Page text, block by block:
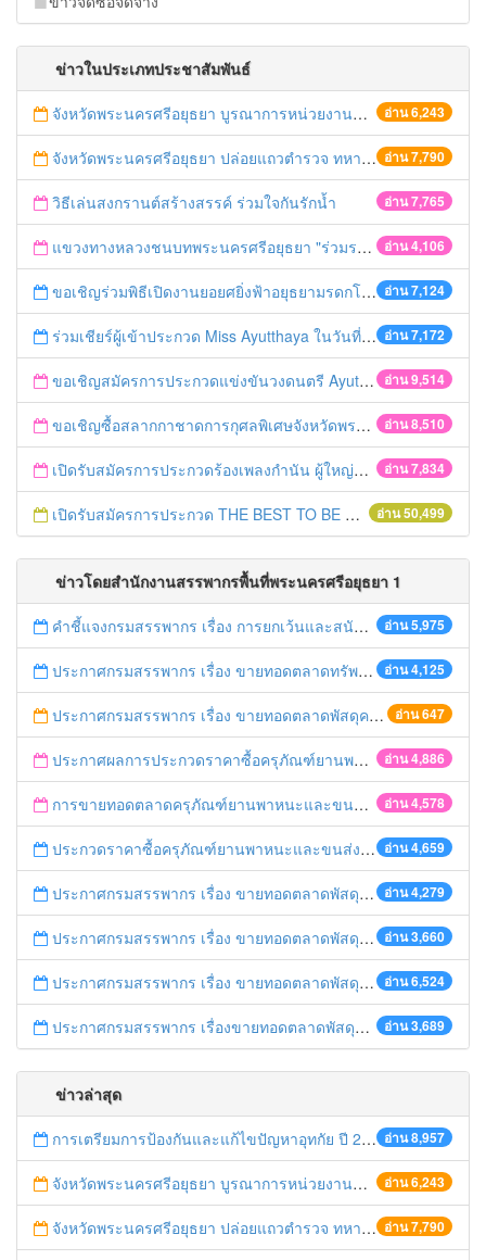
ข่าวในประเภทประชาสัมพันธ์
อ่าน 6,243
จังหวัดพระนครศรีอยุธยา บูรณาการหน่วยงานที่เกี่ยวข้อง ลงพื้นที่จัดระเบียบและดำเนินมาตรการตามบทลงโทษสูงสุดกับผู้ประกอบการร้านค้าที่ยังฝ่าฝืนตั้งร้านค้ารุกล้ำเขตพื้นที่ทางหลวง เตรียมความปลอดภัยก่อนเทศกาลสงกรานต์
อ่าน 7,790
จังหวัดพระนครศรีอยุธยา ปล่อยแถวตำรวจ ทหาร ฝ่ายปกครอง กว่า 100 นาย ตรวจเข้มท่ารถสาธารณะ สถานีขนส่งรถโดยสาร วินรถตู้ และสถานีรถไฟ เตรียมรับมือเทศกาลสงกรานต์
อ่าน 7,765
วิธีเล่นสงกรานต์สร้างสรรค์ ร่วมใจกันรักน้ำ
อ่าน 4,106
แขวงทางหลวงชนบทพระนครศรีอยุธยา "ร่วมรณรงค์ ขับช้า เปิดไฟหน้า คาดเข็มขัด" เทศกาลสงกรานต์ ปี 2561
อ่าน 7,124
ขอเชิญร่วมพิธีเปิดงานยอยศยิ่งฟ้าอยุธยามรดกโลก
อ่าน 7,172
ร่วมเชียร์ผู้เข้าประกวด Miss Ayutthaya ในวันที่ 15 ธันวาคม 2560
อ่าน 9,514
ขอเชิญสมัครการประกวดแข่งขันวงดนตรี Ayutthaya battle of the bands
อ่าน 8,510
ขอเชิญซื้อสลากกาชาดการกุศลพิเศษจังหวัดพระนครศรีอยุธยา 2560
อ่าน 7,834
เปิดรับสมัครการประกวดร้องเพลงกำนัน ผู้ใหญ่บ้าน ฯลฯ
อ่าน 50,499
เปิดรับสมัครการประกวด THE BEST TO BE NUMBER ONE
ข่าวโดยสำนักงานสรรพากรพื้นที่พระนครศรีอยุธยา 1
อ่าน 5,975
คำชี้แจงกรมสรรพากร เรื่อง การยกเว้นและสนับสนุนการปฏิบัติการเกี่ยวกับภาษีอากรตามประมวลรัษฎากรตามกฎหมายว่าด้วยการยกเว้นและสนับสนุนการปฏิบัติเกี่ยวกับภาษีอากรตามประมวลรัษฎากร (ฉบับที่ 3)
อ่าน 4,125
ประกาศกรมสรรพากร เรื่อง ขายทอดตลาดทรัพย์ฺสิน
อ่าน 647
ประกาศกรมสรรพากร เรื่อง ขายทอดตลาดพัสดุครุภัณฑ์เสื่อมสภาพ (ครั้งที่ 2)
อ่าน 4,886
ประกาศผลการประกวดราคาซื้อครุภัณฑ์ยานพาหนะและขนส่ง ด้วยวิธีประกวดราคาอิเล็กทรอนิกส์ (e-bidding) ของสำนักงานสรรพากรพื้นที่พระนครศรีอยุธยา 1
อ่าน 4,578
การขายทอดตลาดครุภัณฑ์ยานพาหนะและขนส่ง จำนวน 6 รายการ ณ สำนักงานสรรพากรพื้นที่พระนครศรีอยุธยา 1
อ่าน 4,659
ประกวดราคาซื้อครุภัณฑ์ยานพาหนะและขนส่ง ด้วยวิธีประกวดราคาอิเล็กทรอนิกส์ (e-bidding) ของสำนักงานสรรพากรพื้นที่พระนครศรีอยุธยา 1
อ่าน 4,279
ประกาศกรมสรรพากร เรื่อง ขายทอดตลาดพัสดุครุภัณฑ์ชำรุดเสื่อมสภาพ ของสำนักงานสรรพากรพื้นที่สาขาผักไห่
อ่าน 3,660
ประกาศกรมสรรพากร เรื่อง ขายทอดตลาดพัสดุครุภัณฑ์ชำรุดเสื่อมสภาพ ของสำนักงานสรรพากรพื้นที่สาขาวังน้อย
อ่าน 6,524
ประกาศกรมสรรพากร เรื่อง ขายทอดตลาดพัสดุครุภัณฑ์ชำรุดเสื่อมสภาพ ของสำนักงานสรรพากรพื้นที่สาขาบางบาล
อ่าน 3,689
ประกาศกรมสรรพากร เรื่องขายทอดตลาดพัสดุครุภัณฑ์ชำรุดเสื่อมสภาพของสำนักงานสรรพากรพื้นที่พระนครศรีอยุธยา 1
ข่าวล่าสุด
อ่าน 8,957
การเตรียมการป้องกันและแก้ไขปัญหาอุทกัย ปี 2561
อ่าน 6,243
จังหวัดพระนครศรีอยุธยา บูรณาการหน่วยงานที่เกี่ยวข้อง ลงพื้นที่จัดระเบียบและดำเนินมาตรการตามบทลงโทษสูงสุดกับผู้ประกอบการร้านค้าที่ยังฝ่าฝืนตั้งร้านค้ารุกล้ำเขตพื้นที่ทางหลวง เตรียมความปลอดภัยก่อนเทศกาลสงกรานต์
อ่าน 7,790
จังหวัดพระนครศรีอยุธยา ปล่อยแถวตำรวจ ทหาร ฝ่ายปกครอง กว่า 100 นาย ตรวจเข้มท่ารถสาธารณะ สถานีขนส่งรถโดยสาร วินรถตู้ และสถานีรถไฟ เตรียมรับมือเทศกาลสงกรานต์